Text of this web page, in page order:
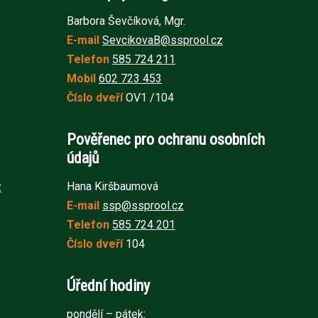
Barbora Ševčíková, Mgr.
E-mail SevcikovaB@ssprool.cz
Telefon 585 724 211
Mobil 602 723 453
Číslo dveříOV1 /104
Pověřenec pro ochranu osobních
údajů
Hana Kiršbaumová
E-mail ssp@ssprool.cz
Telefon 585 724 201
Číslo dveří104
Úřední hodiny
pondělí – pátek: